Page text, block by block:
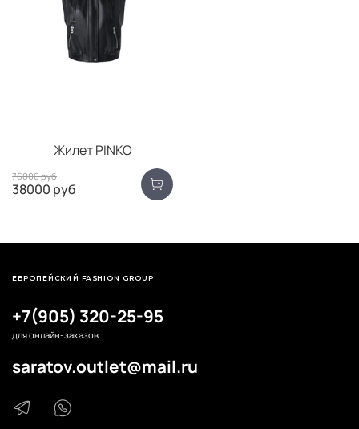
Жилет PINKO
76000 руб
38000 руб
+7(905) 320-25-95
для онлайн-заказов
saratov.outlet@mail.ru
ЕВРОПЕЙСКИЙ FASHION GROUP